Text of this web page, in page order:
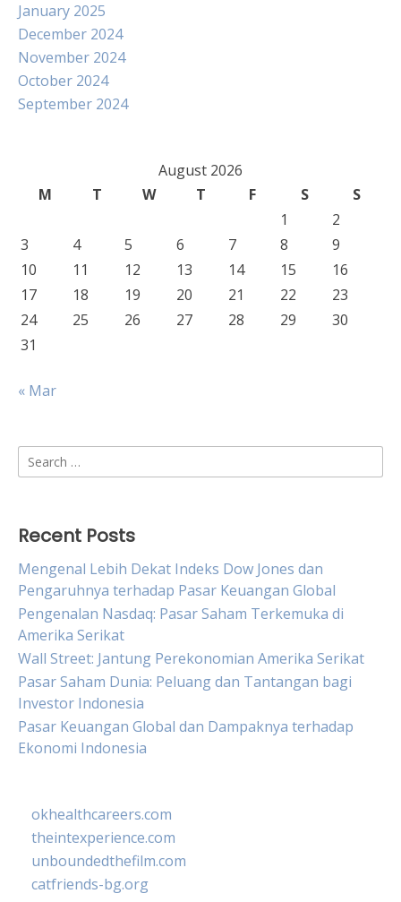
January 2025
December 2024
November 2024
October 2024
September 2024
August 2026
M
T W T F S
S
1
2
3
4 5 6 7 8
9
10
11 12 13 14 15
16
17
18 19 20 21 22
23
24
25 26 27 28 29
30
31
« Mar
Search
for:
Recent Posts
Mengenal Lebih Dekat Indeks Dow Jones dan
Pengaruhnya terhadap Pasar Keuangan Global
Pengenalan Nasdaq: Pasar Saham Terkemuka di
Amerika Serikat
Wall Street: Jantung Perekonomian Amerika Serikat
Pasar Saham Dunia: Peluang dan Tantangan bagi
Investor Indonesia
Pasar Keuangan Global dan Dampaknya terhadap
Ekonomi Indonesia
okhealthcareers.com
theintexperience.com
unboundedthefilm.com
catfriends-bg.org